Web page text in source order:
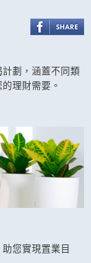
劃，涵蓋不同類
理財需要。
您實現置業目